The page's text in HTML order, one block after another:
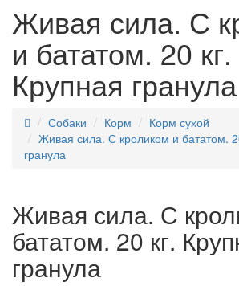
Живая сила. С
и бататом. 20 кг.
Крупная гранула
Собаки Корм
Корм сухой
Живая сила. С кроликом и бататом.
гранула
Живая сила. С
бататом. 20 кг.
гранула